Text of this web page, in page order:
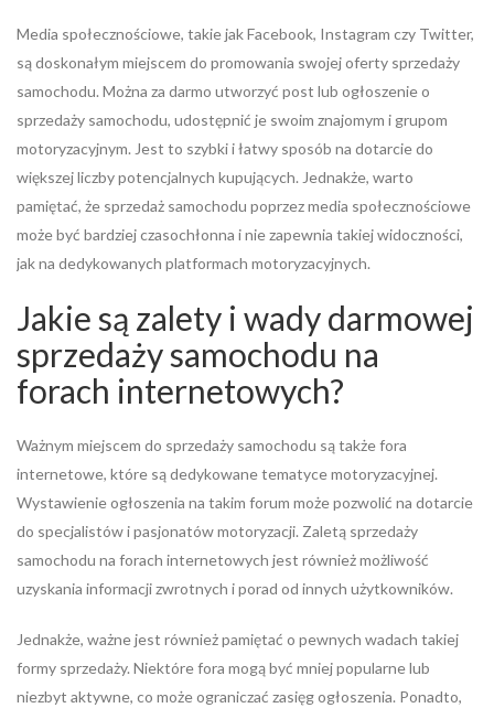
Media społecznościowe, takie jak Facebook, Instagram czy Twitter,
są doskonałym miejscem do promowania swojej oferty sprzedaży
samochodu. Można za darmo utworzyć post lub ogłoszenie o
sprzedaży samochodu, udostępnić je swoim znajomym i grupom
motoryzacyjnym. Jest to szybki i łatwy sposób na dotarcie do
większej liczby potencjalnych kupujących. Jednakże, warto
pamiętać, że sprzedaż samochodu poprzez media społecznościowe
może być bardziej czasochłonna i nie zapewnia takiej widoczności,
jak na dedykowanych platformach motoryzacyjnych.
Jakie są zalety i wady darmowej
sprzedaży samochodu na
forach internetowych?
Ważnym miejscem do sprzedaży samochodu są także fora
internetowe, które są dedykowane tematyce motoryzacyjnej.
Wystawienie ogłoszenia na takim forum może pozwolić na dotarcie
do specjalistów i pasjonatów motoryzacji. Zaletą sprzedaży
samochodu na forach internetowych jest również możliwość
uzyskania informacji zwrotnych i porad od innych użytkowników.
Jednakże, ważne jest również pamiętać o pewnych wadach takiej
formy sprzedaży. Niektóre fora mogą być mniej popularne lub
niezbyt aktywne, co może ograniczać zasięg ogłoszenia. Ponadto,